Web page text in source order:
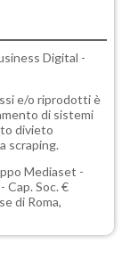
Digital -
e/o riprodotti è
di sistemi
divieto
scraping.
Mediaset -
Cap. Soc. €
di Roma,